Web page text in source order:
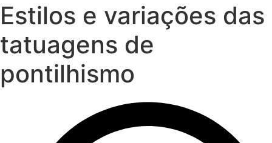
Estilos e variações das
tatuagens de
pontilhismo